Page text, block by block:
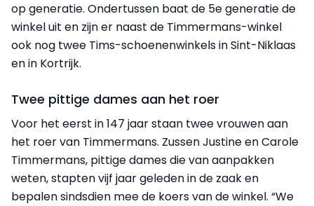
op generatie. Ondertussen baat de 5e generatie de
winkel uit en zijn er naast de Timmermans-winkel
ook nog twee Tims-schoenenwinkels in Sint-Niklaas
en in Kortrijk.
Twee pittige dames aan het roer
Voor het eerst in 147 jaar staan twee vrouwen aan
het roer van Timmermans. Zussen Justine en Carole
Timmermans, pittige dames die van aanpakken
weten, stapten vijf jaar geleden in de zaak en
bepalen sindsdien mee de koers van de winkel. “We